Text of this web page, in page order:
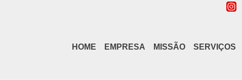
HOME EMPRESA MISSÃO SERVIÇOS